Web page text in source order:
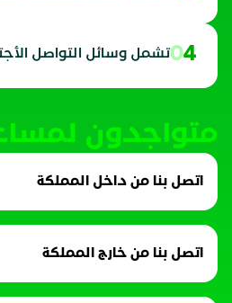
04 تشمل وسائل التواصل
متواجدون
اتصل بنا من داخل المملكة
اتصل بنا من خارج المملكة